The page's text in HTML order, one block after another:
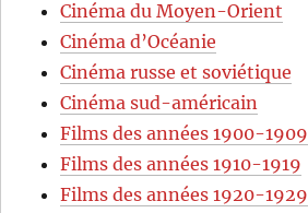
Cinéma du Moyen-Orient
Cinéma d’Océanie
Cinéma russe et soviétique
Cinéma sud-américain
Films des années 1900-1909
Films des années 1910-1919
Films des années 1920-1929